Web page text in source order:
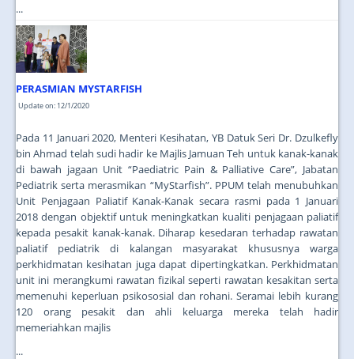
...
PERASMIAN MYSTARFISH
Update on: 12/1/2020
Pada 11 Januari 2020, Menteri Kesihatan, YB Datuk Seri Dr. Dzulkefly
bin Ahmad telah sudi hadir ke Majlis Jamuan Teh untuk kanak-kanak
di bawah jagaan Unit “Paediatric Pain & Palliative Care”, Jabatan
Pediatrik serta merasmikan “MyStarfish”. PPUM telah menubuhkan
Unit Penjagaan Paliatif Kanak-Kanak secara rasmi pada 1 Januari
2018 dengan objektif untuk meningkatkan kualiti penjagaan paliatif
kepada pesakit kanak-kanak. Diharap kesedaran terhadap rawatan
paliatif pediatrik di kalangan masyarakat khususnya warga
perkhidmatan kesihatan juga dapat dipertingkatkan. Perkhidmatan
unit ini merangkumi rawatan fizikal seperti rawatan kesakitan serta
memenuhi keperluan psikososial dan rohani. Seramai lebih kurang
120 orang pesakit dan ahli keluarga mereka telah hadir
memeriahkan majlis
...